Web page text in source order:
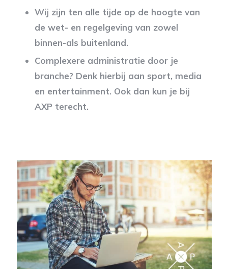
Wij zijn ten alle tijde op de hoogte van
de wet- en regelgeving van zowel
binnen-als buitenland.
Complexere administratie door je
branche? Denk hierbij aan sport, media
en entertainment. Ook dan kun je bij
AXP terecht.